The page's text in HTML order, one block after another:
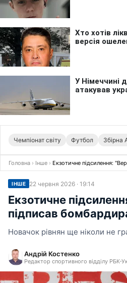
Чемпіонат світу Футбол Збірна
Головна › Інше › Екзотичне підсилення:
ІНШЕ 22 червня 2026 · 19:14
Екзотичне
підписав
Новачок рівнян ще ніколи не
Андрій Костенко
Редактор спортивного відділу РБК-